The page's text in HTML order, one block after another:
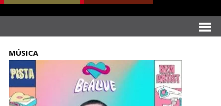
MÚSICA